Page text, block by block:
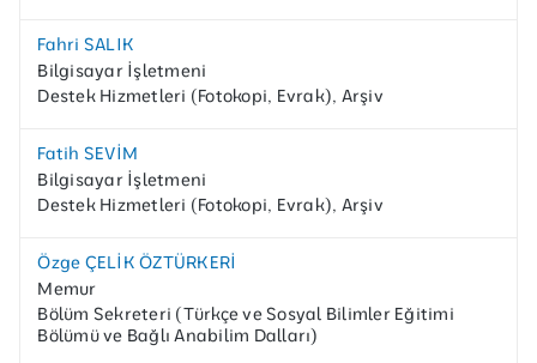
Fahri SALIK
Bilgisayar İşletmeni
Destek Hizmetleri (Fotokopi, Evrak), Arşiv
Fatih SEVİM
Bilgisayar İşletmeni
Destek Hizmetleri (Fotokopi, Evrak), Arşiv
Özge ÇELİK ÖZTÜRKERİ
Memur
Bölüm Sekreteri (Türkçe ve Sosyal Bilimler Eğitimi
Bölümü ve Bağlı Anabilim Dalları)